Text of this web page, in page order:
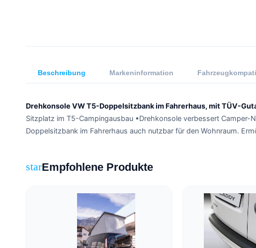
Beschreibung Markeninformation
Drehkonsole VW T5-Doppelsitzbank im Fahrerhaus, mit TÜV-
Sitzplatz im T5-Campingausbau •Drehkonsole verbessert
Doppelsitzbank im Fahrerhaus auch nutzbar für den Wohnraum.
starEmpfohlene Produkte